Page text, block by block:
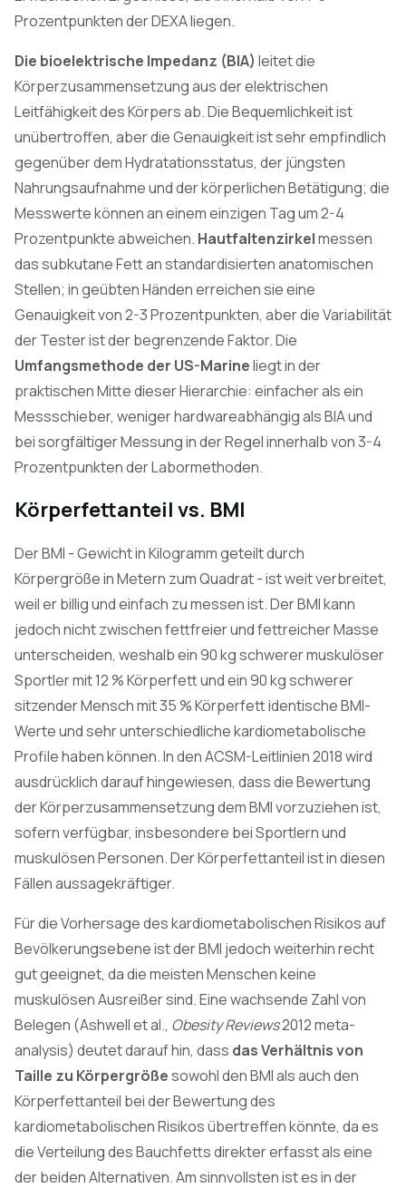
Prozentpunkten der DEXA liegen.
Die bioelektrische Impedanz (BIA) leitet die
Körperzusammensetzung aus der elektrischen
Leitfähigkeit des Körpers ab. Die Bequemlichkeit ist
unübertroffen, aber die Genauigkeit ist sehr empfindlich
gegenüber dem Hydratationsstatus, der jüngsten
Nahrungsaufnahme und der körperlichen Betätigung; die
Messwerte können an einem einzigen Tag um 2-4
Prozentpunkte abweichen. Hautfaltenzirkelmessen
das subkutane Fett an standardisierten anatomischen
Stellen; in geübten Händen erreichen sie eine
Genauigkeit von 2-3 Prozentpunkten, aber die Variabilität
der Tester ist der begrenzende Faktor. Die
Umfangsmethode der US-Marineliegt in der
praktischen Mitte dieser Hierarchie: einfacher als ein
Messschieber, weniger hardwareabhängig als BIA und
bei sorgfältiger Messung in der Regel innerhalb von 3-4
Prozentpunkten der Labormethoden.
Körperfettanteil vs. BMI
Der BMI - Gewicht in Kilogramm geteilt durch
Körpergröße in Metern zum Quadrat - ist weit verbreitet,
weil er billig und einfach zu messen ist. Der BMI kann
jedoch nicht zwischen fettfreier und fettreicher Masse
unterscheiden, weshalb ein 90 kg schwerer muskulöser
Sportler mit 12 % Körperfett und ein 90 kg schwerer
sitzender Mensch mit 35 % Körperfett identische BMI-
Werte und sehr unterschiedliche kardiometabolische
Profile haben können. In den ACSM-Leitlinien 2018 wird
ausdrücklich darauf hingewiesen, dass die Bewertung
der Körperzusammensetzung dem BMI vorzuziehen ist,
sofern verfügbar, insbesondere bei Sportlern und
muskulösen Personen. Der Körperfettanteil ist in diesen
Fällen aussagekräftiger.
Für die Vorhersage des kardiometabolischen Risikos auf
Bevölkerungsebene ist der BMI jedoch weiterhin recht
gut geeignet, da die meisten Menschen keine
muskulösen Ausreißer sind. Eine wachsende Zahl von
Belegen (Ashwell et al., Obesity Reviews2012 meta-
analysis) deutet darauf hin, dass das Verhältnis von
Taille zu Körpergrößesowohl den BMI als auch den
Körperfettanteil bei der Bewertung des
kardiometabolischen Risikos übertreffen könnte, da es
die Verteilung des Bauchfetts direkter erfasst als eine
der beiden Alternativen. Am sinnvollsten ist es in der